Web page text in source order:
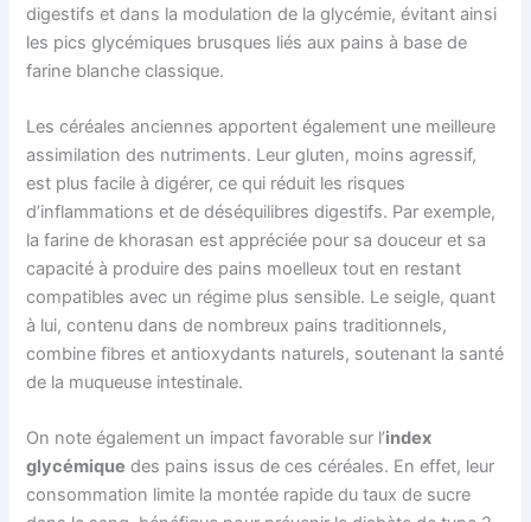
digestifs et dans la modulation de la glycémie, évitant ainsi
les pics glycémiques brusques liés aux pains à base de
farine blanche classique.
Les céréales anciennes apportent également une meilleure
assimilation des nutriments. Leur gluten, moins agressif,
est plus facile à digérer, ce qui réduit les risques
d’inflammations et de déséquilibres digestifs. Par exemple,
la farine de khorasan est appréciée pour sa douceur et sa
capacité à produire des pains moelleux tout en restant
compatibles avec un régime plus sensible. Le seigle, quant
à lui, contenu dans de nombreux pains traditionnels,
combine fibres et antioxydants naturels, soutenant la santé
de la muqueuse intestinale.
On note également un impact favorable sur l’index
glycémique des pains issus de ces céréales. En effet, leur
consommation limite la montée rapide du taux de sucre